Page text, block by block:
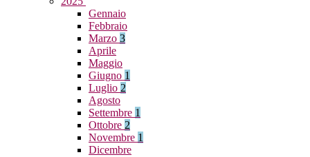
Gennaio
Febbraio
Marzo 3
Aprile
Maggio
Giugno 1
Luglio 2
Agosto
Settembre 1
Ottobre 2
Novembre 1
Dicembre